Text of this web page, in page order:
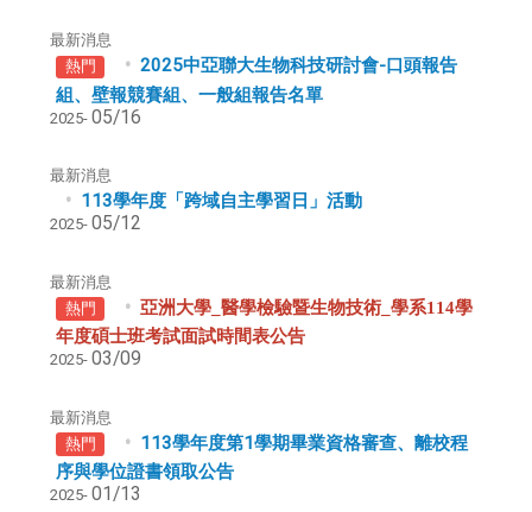
最新消息
熱門
2025中亞聯大生物科技研討會-口頭報告
組、壁報競賽組、一般組報告名單
2025- 05/16
最新消息
113學年度「跨域自主學習日」活動
2025- 05/12
最新消息
熱門
亞洲大學_醫學檢驗暨生物技術_學系114學
年度碩士班考試面試時間表公告
2025- 03/09
最新消息
熱門
113學年度第1學期畢業資格審查、離校程
序與學位證書領取公告
2025- 01/13